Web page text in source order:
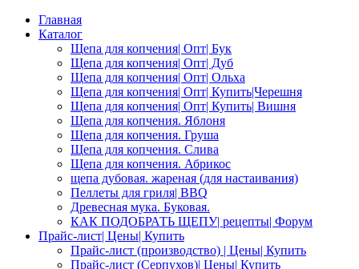
Главная
Каталог
Щепа для копчения| Опт| Бук
Щепа для копчения| Опт| Дуб
Щепа для копчения| Опт| Ольха
Щепа для копчения| Опт| Купить|Черешня
Щепа для копчения| Опт| Купить| Вишня
Щепа для копчения. Яблоня
Щепа для копчения. Груша
Щепа для копчения. Слива
Щепа для копчения. Абрикос
щепа дубовая. жареная (для настаивания)
Пеллеты для гриля| BBQ
Древесная мука. Буковая.
КАК ПОДОБРАТЬ ЩЕПУ| рецепты| Форум
Прайс-лист| Цены| Купить
Прайс-лист (производство) | Цены| Купить
Прайс-лист (Серпухов)| Цены| Купить